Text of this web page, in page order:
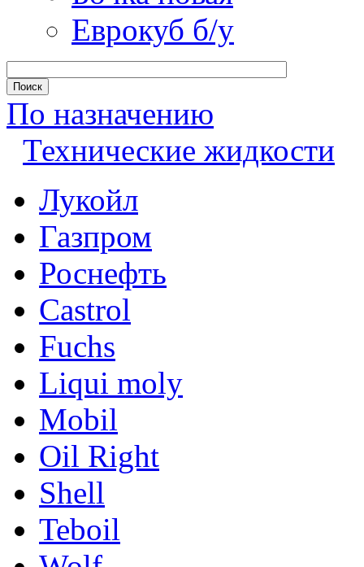
Еврокуб б/у
По назначению
Технические жидкости
Лукойл
Газпром
Роснефть
Castrol
Fuchs
Liqui moly
Mobil
Oil Right
Shell
Teboil